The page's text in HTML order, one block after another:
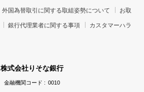
外国為替取引に関する取組姿勢について お取
銀行代理業者に関する事項 カスタマーハラ
株式会社りそな銀行
金融機関コード : 0010